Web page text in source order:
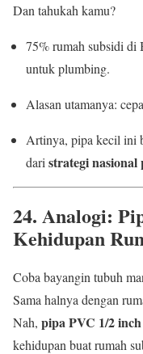
Dan tahukah kamu?
75% rumah subsidi di
untuk plumbing.
Alasan utamanya:
Artinya, pipa kecil ini
dari strategi
24. Analogi:
Kehidupan
Coba bayangin tubuh
Sama halnya dengan
Nah, pipa PVC 1/2 inch
kehidupan buat rumah